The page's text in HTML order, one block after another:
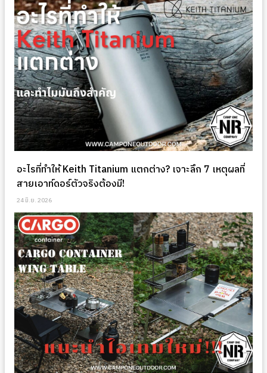
อะไรที่ทำให้ Keith Titanium แตกต่าง? เจาะลึก 7 เหตุผลที่
สายเอาท์ดอร์ตัวจริงต้องมี!
24 มิ.ย. 2026